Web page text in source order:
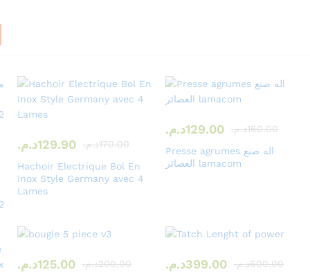
ا
129.90د.م. 170.00د.م.
Hachoir Electrique Bol En
Inox Style Germany avec 4
Lames
129.00د.م. 160.00د.م.
Presse agrumes اله صنع
العصائر lamacom
125.00د.م. 200.00د.م.
399.00د.م. 600.00د.م.